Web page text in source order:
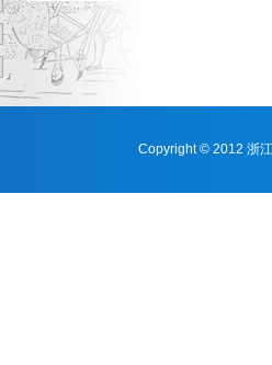
Copyright © 2012 浙